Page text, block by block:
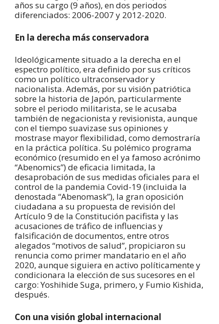
años su cargo (9 años), en dos periodos
diferenciados: 2006-2007 y 2012-2020.
En la derecha más conservadora
Ideológicamente situado a la derecha en el
espectro político, era definido por sus críticos
como un político ultraconservador y
nacionalista. Además, por su visión patriótica
sobre la historia de Japón, particularmente
sobre el periodo militarista, se le acusaba
también de negacionista y revisionista, aunque
con el tiempo suavizase sus opiniones y
mostrase mayor flexibilidad, como demostraría
en la práctica política. Su polémico programa
económico (resumido en el ya famoso acrónimo
“Abenomics”) de eficacia limitada, la
desaprobación de sus medidas oficiales para el
control de la pandemia Covid-19 (incluida la
denostada “Abenomask”), la gran oposición
ciudadana a su propuesta de revisión del
Artículo 9 de la Constitución pacifista y las
acusaciones de tráfico de influencias y
falsificación de documentos, entre otros
alegados “motivos de salud”, propiciaron su
renuncia como primer mandatario en el año
2020, aunque siguiera en activo políticamente y
condicionara la elección de sus sucesores en el
cargo: Yoshihide Suga, primero, y Fumio Kishida,
después.
Con una visión global internacional